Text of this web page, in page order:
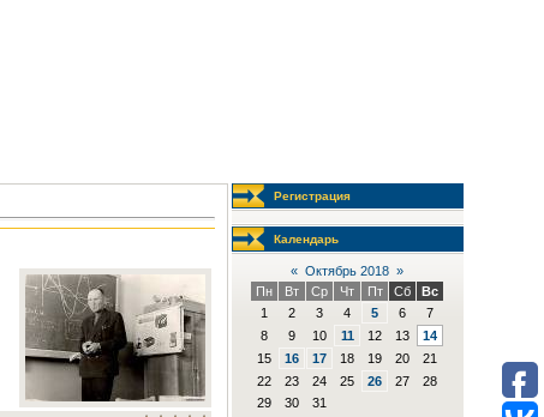
Регистрация
Календарь
« Октябрь 2018 »
Пн
Вт Ср Чт Пт Сб
Вс
1
2 3 4 5 6
7
8
9 10 11 12 13
14
15
16 17 18 19 20
21
22
23 24 25 26 27
28
29
30 31